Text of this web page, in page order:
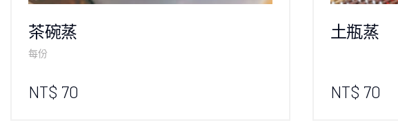
茶碗蒸
每份
NT$ 70
土瓶蒸
NT$ 70